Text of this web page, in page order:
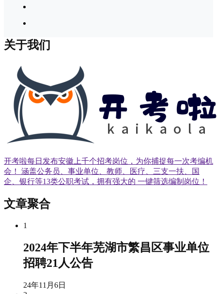
关于我们
开考啦每日发布安徽上千个招考岗位，为你捕捉每一次考编机
会！ 涵盖公务员、事业单位、教师、医疗、三支一扶、国
企、银行等13类公职考试，拥有强大的 一键筛选编制岗位！
文章聚合
1
2024年下半年芜湖市繁昌区事业单位
招聘21人公告
24年11月6日